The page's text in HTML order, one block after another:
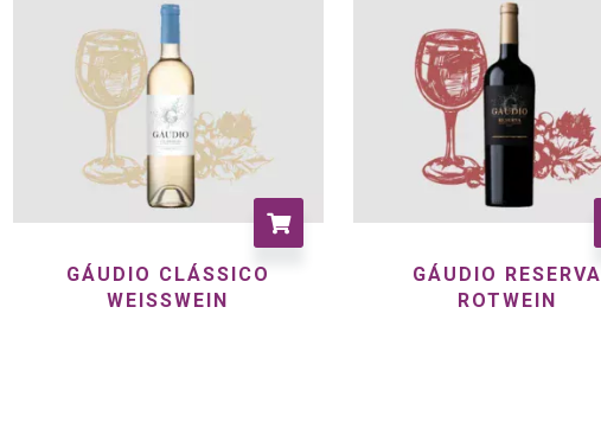
GÁUDIO CLÁSSICO
WEISSWEIN
GÁUDIO RESERVA
ROTWEIN